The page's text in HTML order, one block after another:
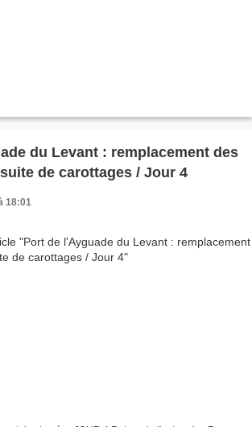
du Levant : remplacement des
travées / Poursuite de carottages / Jour 4
18:01